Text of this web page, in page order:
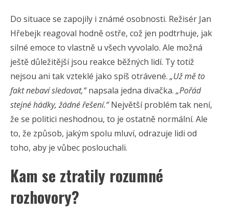
Do situace se zapojily i známé osobnosti. Režisér Jan
Hřebejk reagoval hodně ostře, což jen podtrhuje, jak
silné emoce to vlastně u všech vyvolalo. Ale možná
ještě důležitější jsou reakce běžných lidí. Ty totiž
nejsou ani tak vzteklé jako spíš otrávené. „Už mě to
fakt nebaví sledovat,“napsala jedna divačka. „Pořád
stejné hádky, žádné řešení.“Největší problém tak není,
že se politici neshodnou, to je ostatně normální. Ale
to, že způsob, jakým spolu mluví, odrazuje lidi od
toho, aby je vůbec poslouchali.
Kam se ztratily rozumné
rozhovory?